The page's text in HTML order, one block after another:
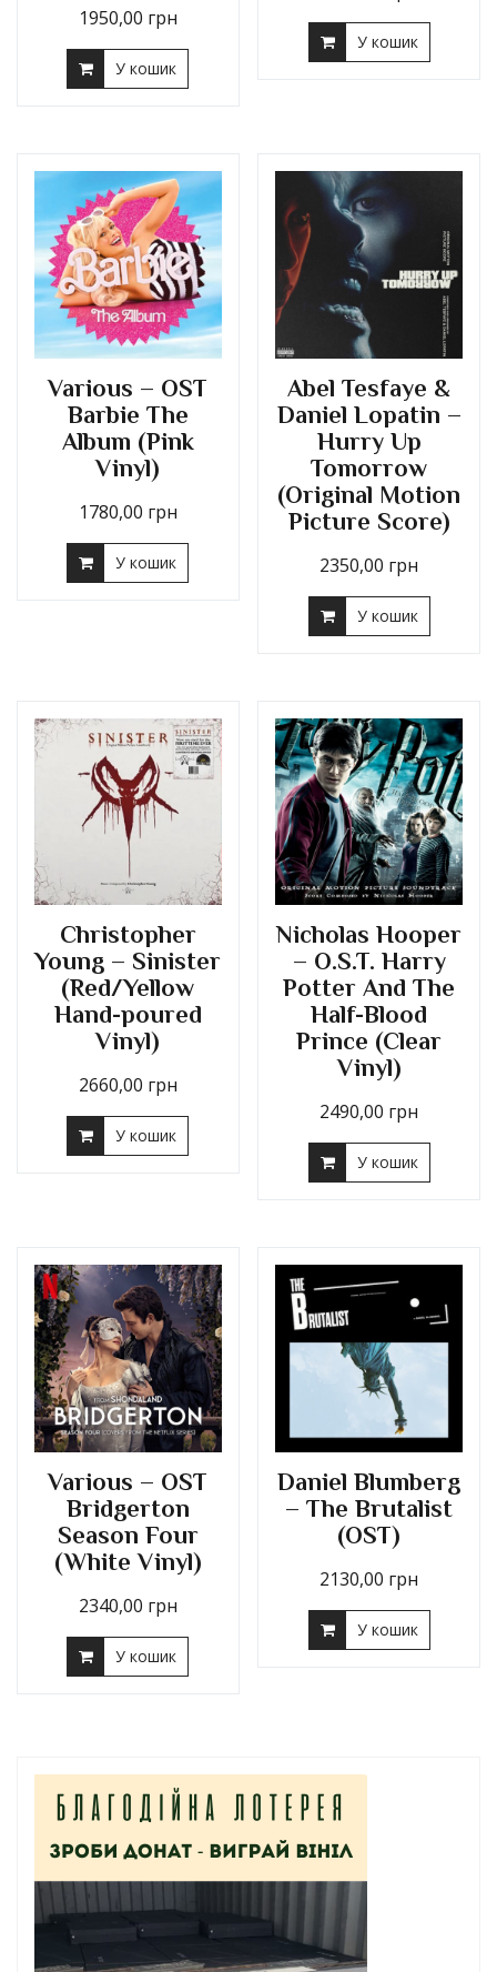
1950,00 грн
У кошик
У кошик
Various – OST
Barbie The
Album (Pink
Vinyl)
1780,00 грн
У кошик
Abel Tesfaye &
Daniel Lopatin –
Hurry Up
Tomorrow
(Original Motion
Picture Score)
2350,00 грн
У кошик
Christopher
Young – Sinister
(Red/Yellow
Hand-poured
Vinyl)
2660,00 грн
У кошик
Nicholas Hooper
– O.S.T. Harry
Potter And The
Half-Blood
Prince (Clear
Vinyl)
2490,00 грн
У кошик
Various – OST
Bridgerton
Season Four
(White Vinyl)
2340,00 грн
У кошик
Daniel Blumberg
– The Brutalist
(OST)
2130,00 грн
У кошик